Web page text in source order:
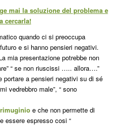
mai la soluzione del problema e
cercarla!
quando ci si preoccupa
e si hanno pensieri negativi.
mia presentazione potrebbe non
“ se non riuscissi ….. allora….”
portare a pensieri negativi su di sé
vedrebbro male”, “ sono
rimuginio e che non permette di
essere espresso cosi “